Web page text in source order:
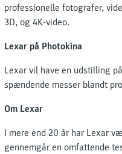
professionelle fotografer,
3D, og 4K-video.
Lexar på Photokina
Lexar vil have en udstilling
spændende messer blandt
Om Lexar
I mere end 20 år har Lexar
gennemgår en omfattende